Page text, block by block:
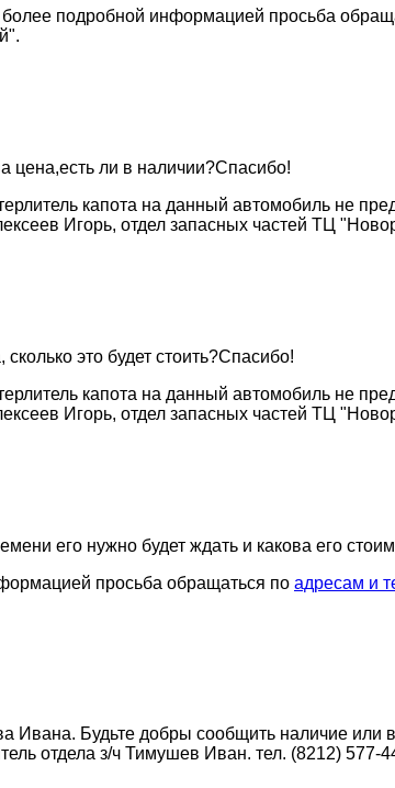
подробной информацией просьба
цена,есть ли в наличии?Спасибо!
капота на данный автомобиль не
Игорь, отдел запасных частей ТЦ
это будет стоить?Спасибо!
капота на данный автомобиль не
Игорь, отдел запасных частей ТЦ
его нужно будет ждать и какова его
просьба обращаться по адресам и
Ивана. Будьте добры сообщить наличие или
отдела з/ч Тимушев Иван. тел. (8212) 577-